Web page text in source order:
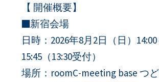
【 開催概要】
■新宿会場
日時：2026年8月2日（日）14:00
15:45（13:30受付）
場所：roomC-meeting base つ